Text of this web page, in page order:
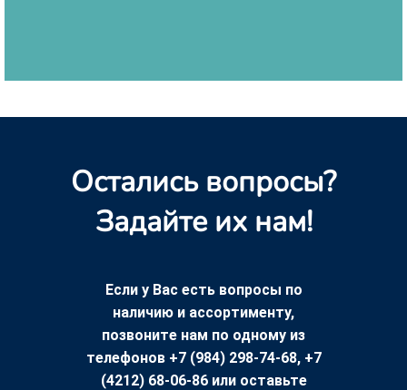
Остались вопросы?
Задайте их нам!
Если у Вас есть вопросы по
наличию и ассортименту,
позвоните нам по одному из
телефонов +7 (984) 298-74-68, +7
(4212) 68-06-86 или оставьте